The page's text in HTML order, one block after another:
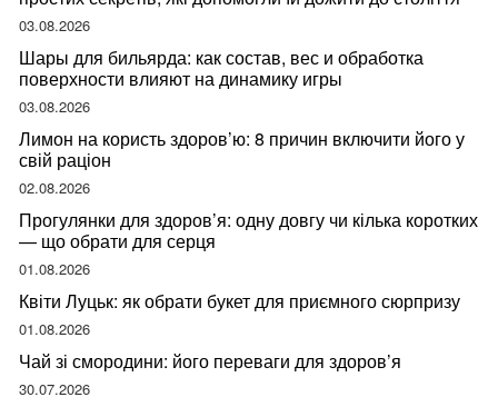
03.08.2026
Шары для бильярда: как состав, вес и обработка
поверхности влияют на динамику игры
03.08.2026
Лимон на користь здоров’ю: 8 причин включити його у
свій раціон
02.08.2026
Прогулянки для здоров’я: одну довгу чи кілька коротких
— що обрати для серця
01.08.2026
Квіти Луцьк: як обрати букет для приємного сюрпризу
01.08.2026
Чай зі смородини: його переваги для здоров’я
30.07.2026